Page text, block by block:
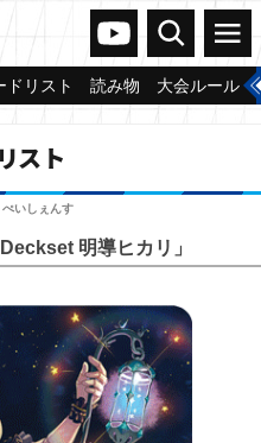
ヴァンガードch
検索 メニュー
ドリスト 読み物 大会ルール
スト
いしぇんす
明導ヒカリ」